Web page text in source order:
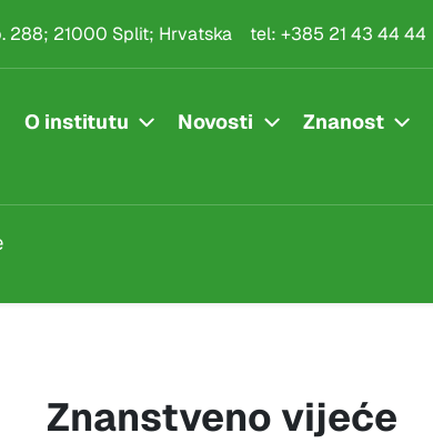
288; 21000 Split; Hrvatska tel: +385 21 43 44 44
O institutu Novosti Znanost
Znanstveno vijeće